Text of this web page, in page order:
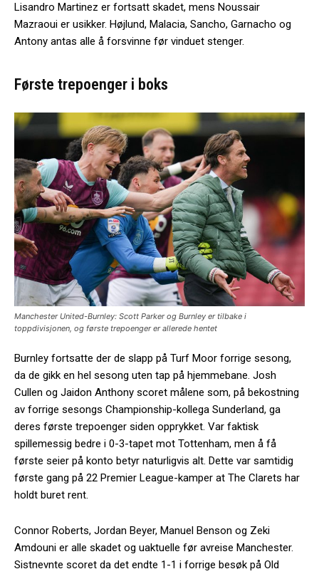
Lisandro Martinez er fortsatt skadet, mens Noussair
Mazraoui er usikker. Højlund, Malacia, Sancho, Garnacho og
Antony antas alle å forsvinne før vinduet stenger.
Første trepoenger i boks
Manchester United-Burnley: Scott Parker og Burnley er tilbake i
toppdivisjonen, og første trepoenger er allerede hentet
Burnley fortsatte der de slapp på Turf Moor forrige sesong,
da de gikk en hel sesong uten tap på hjemmebane. Josh
Cullen og Jaidon Anthony scoret målene som, på bekostning
av forrige sesongs Championship-kollega Sunderland, ga
deres første trepoenger siden opprykket. Var faktisk
spillemessig bedre i 0-3-tapet mot Tottenham, men å få
første seier på konto betyr naturligvis alt. Dette var samtidig
første gang på 22 Premier League-kamper at The Clarets har
holdt buret rent.
Connor Roberts, Jordan Beyer, Manuel Benson og Zeki
Amdouni er alle skadet og uaktuelle før avreise Manchester.
Sistnevnte scoret da det endte 1-1 i forrige besøk på Old